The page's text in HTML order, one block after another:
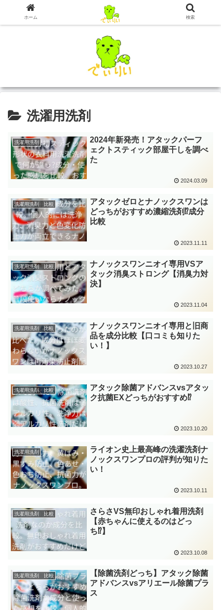
洗濯用洗剤
洗濯用洗剤
2024年新発売！アタックパーフ
ェクトスティック部屋干しを調べ
た
2024.03.09
洗濯用洗剤 比較
アタックゼロとナノックスワンは
どっちがおすすめ濃縮洗剤⁉成分
比較
2023.11.11
洗濯用洗剤 比較
ナノックスワンニオイ専用VSア
タック消臭ストロング【消臭力対
決】
2023.11.04
洗濯用洗剤 比較
ナノックスワンニオイ専用と旧商
品を成分比較【口コミも知りた
い！】
2023.10.27
洗濯用洗剤 比較
アタック除菌アドバンスvsアタッ
ク抗菌EXどっちがおすすめ⁉
2023.10.20
洗濯用洗剤
ライオン史上最高峰の洗濯洗剤ナ
ノックスワンプロの評判が知りた
い！
2023.10.11
洗濯用洗剤 比較
さらさVS無印おしゃれ着用洗剤
【赤ちゃんに使えるのはどっ
ち⁉】
2023.10.08
洗濯用洗剤 比較
【除菌洗剤どっち】アタック除菌
アドバンスvsアリエール除菌プラ
ス
ホーム 検索